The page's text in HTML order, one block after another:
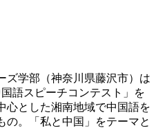
ズ学部（神奈川県藤沢市）は
語スピーチコンテスト」を
心とした湘南地域で中国語を
の。「私と中国」をテーマと